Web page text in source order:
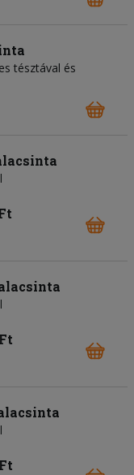
tésztával és